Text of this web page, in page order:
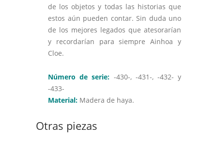
de los objetos y todas las historias que
estos aún pueden contar. Sin duda uno
de los mejores legados que atesorarían
y recordarían para siempre Ainhoa y
Cloe.
Número de serie: -430-, -431-, -432- y
-433-
Material: Madera de haya.
Otras piezas